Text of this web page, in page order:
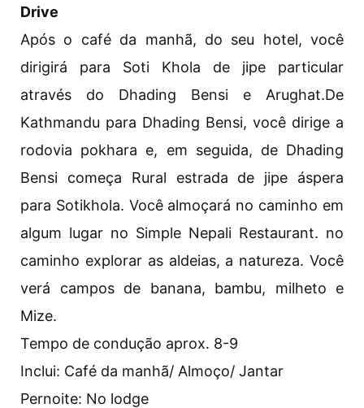
Drive
Após o café da manhã, do seu hotel, você
dirigirá para Soti Khola de jipe particular
através do Dhading Bensi e Arughat.De
Kathmandu para Dhading Bensi, você dirige a
rodovia pokhara e, em seguida, de Dhading
Bensi começa Rural estrada de jipe áspera
para Sotikhola. Você almoçará no caminho em
algum lugar no Simple Nepali Restaurant. no
caminho explorar as aldeias, a natureza. Você
verá campos de banana, bambu, milheto e
Mize.
Tempo de condução aprox. 8-9
Inclui: Café da manhã/ Almoço/ Jantar
Pernoite: No lodge